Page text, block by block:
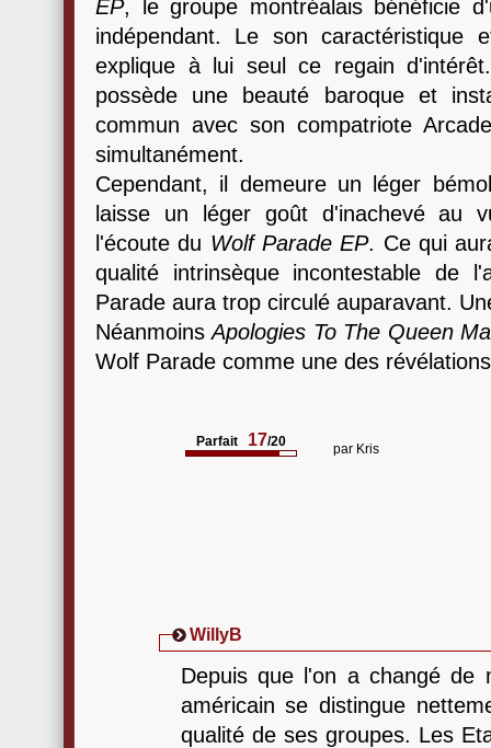
EP, le groupe montréalais bénéficie
indépendant. Le son caractéristique
explique à lui seul ce regain
possède une beauté baroque et
commun avec son compatriote
simultanément.
Cependant, il demeure un léger
laisse un léger goût d'inachevé au
l'écoute du Wolf Parade EP. Ce qui
qualité intrinsèque incontestable de
Parade aura trop circulé auparavant.
NéanmoinsApologies To The Queen
Wolf Parade comme une des
Parfait 17/20 par Kris
WillyB
Depuis que l'on a changé de
américain se distingue
qualité de ses groupes. Les